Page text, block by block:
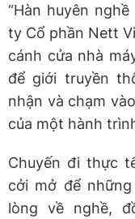
“Hàn huyên
ty Cổ phần Nett
cánh cửa nhà
để giới truyền
nhận và chạm
của một hành
Chuyến đi thực
cởi mở để
lòng về nghề,